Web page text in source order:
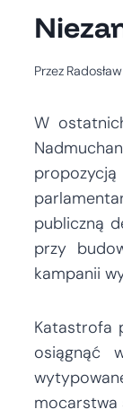
Przez
W
publiczną
przy
kampanii
Katastrofa
osiągnąć
mocarstwa